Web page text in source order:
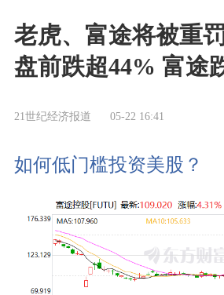
老虎、富途将被重
盘前跌超44% 富途
21世纪经济报道 05-22 16:41
如何低门槛投资美股？